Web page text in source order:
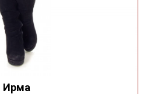
Ирма